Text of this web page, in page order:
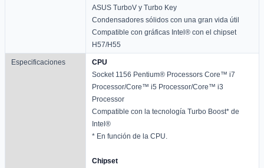
ASUS TurboV y Turbo Key
Condensadores sólidos con una gran vida útil
Compatible con gráficas Intel® con el chipset
H57/H55
Especificaciones
CPU
Socket 1156 Pentium® Processors Core™ i7
Processor/Core™ i5 Processor/Core™ i3
Processor
Compatible con la tecnología Turbo Boost* de
Intel®
* En función de la CPU.
Chipset